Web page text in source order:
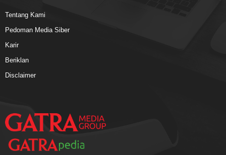
Tentang Kami
Pedoman Media Siber
Karir
Beriklan
Disclaimer